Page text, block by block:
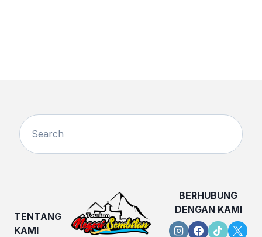
TENTANG
KAMI
BERHUBUNG
DENGAN KAMI